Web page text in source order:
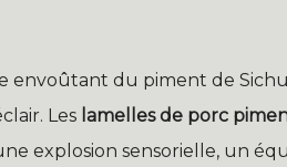
envoûtant du piment de
Les lamelles de porc
explosion sensorielle, un